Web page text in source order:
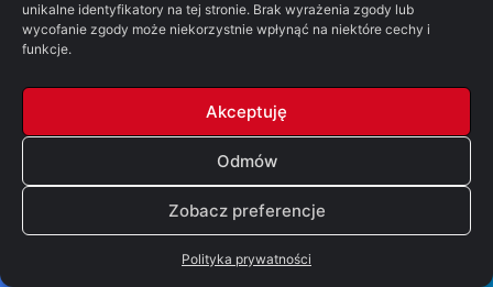
unikalne identyfikatory na tej stronie. Brak wyrażenia zgody lub
wycofanie zgody może niekorzystnie wpłynąć na niektóre cechy i
funkcje.
Akceptuję
Odmów
Zobacz preferencje
Polityka prywatności
Odpowiedz
z
e
15/04/2025 o 22:10
„Oglądaliśmy go niedawno z małoletnim
synem i obaj bawiliśmy się znakomicie, bo to